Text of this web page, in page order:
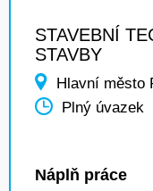
STAVEBNÍ
STAVBY
Hlavní město
Plný úvazek
Náplň práce